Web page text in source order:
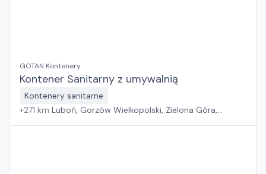
GOTAN Kontenery
Kontener Sanitarny z umywalnią
Kontenery sanitarne
+271 km Luboń, Gorzów Wielkopolski, Zielona Góra,